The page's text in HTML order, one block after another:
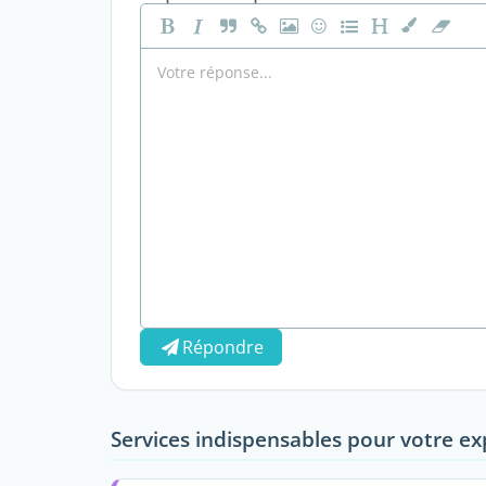
Répondre
Services indispensables pour votre